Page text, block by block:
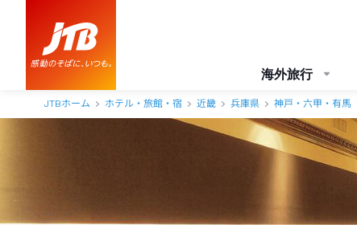
海外旅行
JTBホーム ホテル・旅館・宿 近畿 兵庫県 神戸・六甲・有馬